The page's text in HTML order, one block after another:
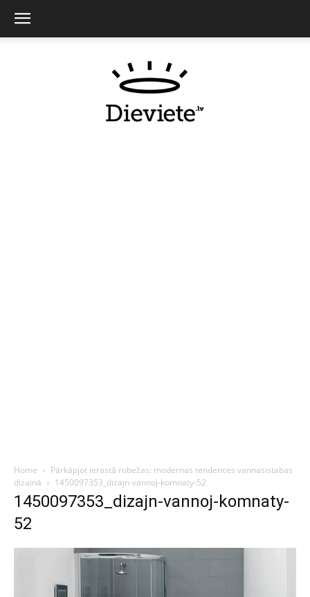
Home
Pārkāpjot ierastā robežas: modernas tendences vannasistabas
dizainā
1450097353_dizajn-vannoj-komnaty-52
1450097353_dizajn-vannoj-komnaty-
52